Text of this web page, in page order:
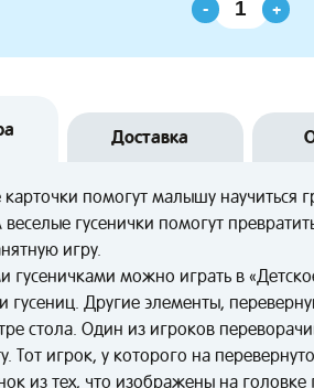
- +
Доставка
помогут малышу научиться
гусенички помогут
игру.
гусеничками можно играть в
гусениц. Другие элементы,
стола. Один из игроков
Тот игрок, у которого на
из тех, что изображены на головке